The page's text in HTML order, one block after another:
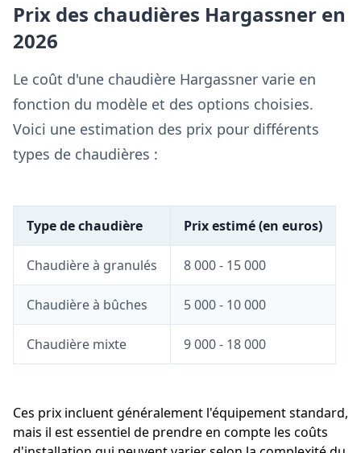
Prix des chaudières Hargassner en
2026
Le coût d'une chaudière Hargassner varie en
fonction du modèle et des options choisies.
Voici une estimation des prix pour différents
types de chaudières :
Type de chaudière Prix estimé (en euros)
Chaudière à granulés 8 000 - 15 000
Chaudière à bûches 5 000 - 10 000
Chaudière mixte 9 000 - 18 000
Ces prix incluent généralement l'équipement standard,
mais il est essentiel de prendre en compte les coûts